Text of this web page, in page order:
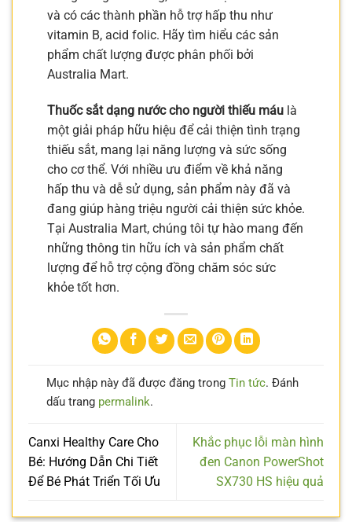
và có các thành phần hỗ trợ hấp thu như
vitamin B, acid folic. Hãy tìm hiểu các sản
phẩm chất lượng được phân phối bởi
Australia Mart.
Thuốc sắt dạng nước cho người thiếu máu là
một giải pháp hữu hiệu để cải thiện tình trạng
thiếu sắt, mang lại năng lượng và sức sống
cho cơ thể. Với nhiều ưu điểm về khả năng
hấp thu và dễ sử dụng, sản phẩm này đã và
đang giúp hàng triệu người cải thiện sức khỏe.
Tại Australia Mart, chúng tôi tự hào mang đến
những thông tin hữu ích và sản phẩm chất
lượng để hỗ trợ cộng đồng chăm sóc sức
khỏe tốt hơn.
Mục nhập này đã được đăng trong Tin tức. Đánh
dấu trang permalink.
Canxi Healthy Care Cho
Bé: Hướng Dẫn Chi Tiết
Để Bé Phát Triển Tối Ưu
Khắc phục lỗi màn hình
đen Canon PowerShot
SX730 HS hiệu quả